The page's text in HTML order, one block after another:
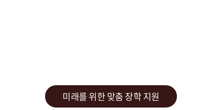
미래를 위한 맞춤 장학 지원